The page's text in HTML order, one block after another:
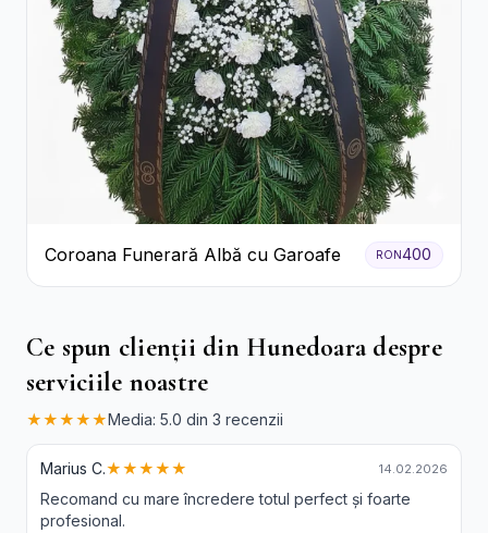
Coroana Funerară Albă cu Garoafe RON400
Ce spun clienții din Hunedoara despre
serviciile noastre
★★★★★Media: 5.0 din 3 recenzii
Marius C.★★★★★ 14.02.2026
Recomand cu mare încredere totul perfect și foarte
profesional.